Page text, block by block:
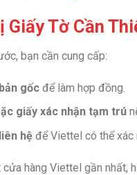
Giấy Tờ Cần
bạn cần cung cấp:
gốcđể làm hợp đồng.
giấy xác nhận tạm trú
hệđể Viettel có thể xác
hàng Viettel gần nhất,